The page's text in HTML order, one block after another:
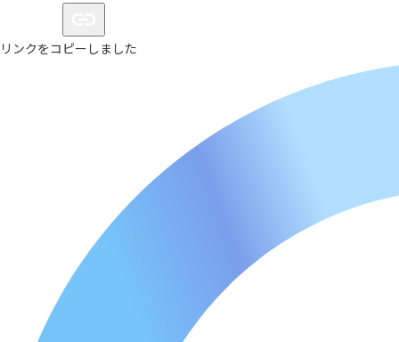
リンクをコピーしました